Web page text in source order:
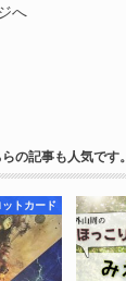
へ
の記事も人気です。
ットカード